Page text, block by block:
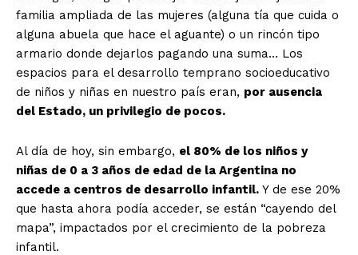
familia ampliada de las mujeres (alguna tía que cuida o
alguna abuela que hace el aguante) o un rincón tipo
armario donde dejarlos pagando una suma… Los
espacios para el desarrollo temprano socioeducativo
de niños y niñas en nuestro país eran, por ausencia
del Estado, un privilegio de pocos.
Al día de hoy, sin embargo, el 80% de los niños y
niñas de 0 a 3 años de edad de la Argentina no
accede a centros de desarrollo infantil. Y de ese 20%
que hasta ahora podía acceder, se están “cayendo del
mapa”, impactados por el crecimiento de la pobreza
infantil.